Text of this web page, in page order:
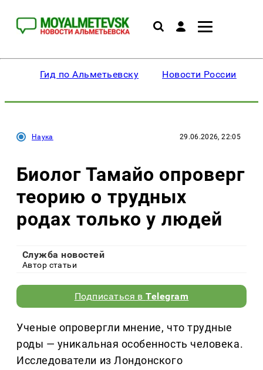
Гид по Альметьевску Новости России
Наука 29.06.2026, 22:05
Биолог Тамайо опроверг
теорию о трудных
родах только у людей
Служба новостей
Автор статьи
Подписаться вTelegram
Ученые опровергли мнение, что трудные
роды — уникальная особенность человека.
Исследователи из Лондонского